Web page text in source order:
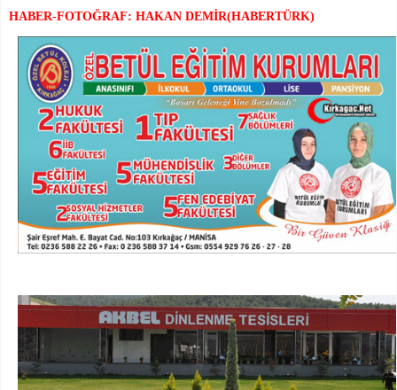
HABER-FOTOĞRAF: HAKAN DEMİR(HABERTÜRK)